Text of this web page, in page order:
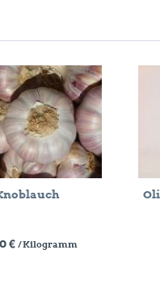
€ / Kilogramm